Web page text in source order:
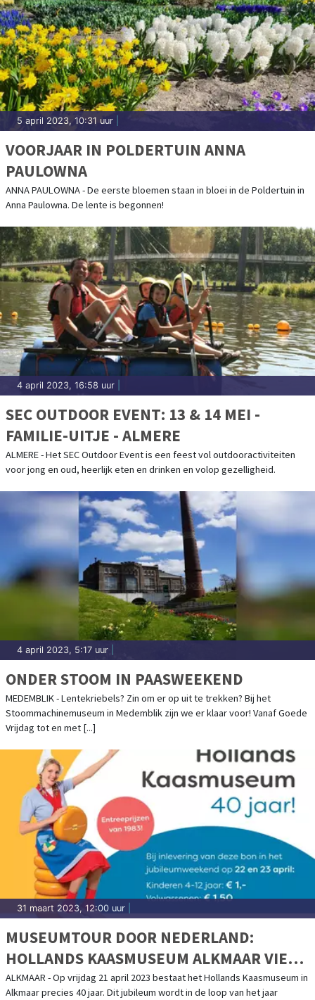
5 april 2023, 10:31 uur
VOORJAAR IN POLDERTUIN ANNA
PAULOWNA
ANNA PAULOWNA - De eerste bloemen staan in bloei in de Poldertuin in
Anna Paulowna. De lente is begonnen!
4 april 2023, 16:58 uur
SEC OUTDOOR EVENT: 13 & 14 MEI -
FAMILIE-UITJE - ALMERE
ALMERE - Het SEC Outdoor Event is een feest vol outdooractiviteiten
voor jong en oud, heerlijk eten en drinken en volop gezelligheid.
4 april 2023, 5:17 uur
ONDER STOOM IN PAASWEEKEND
MEDEMBLIK - Lentekriebels? Zin om er op uit te trekken? Bij het
Stoommachinemuseum in Medemblik zijn we er klaar voor! Vanaf Goede
Vrijdag tot en met [...]
31 maart 2023, 12:00 uur
MUSEUMTOUR DOOR NEDERLAND:
HOLLANDS KAASMUSEUM ALKMAAR VIERT
40-JARIG JUBILEUM
ALKMAAR - Op vrijdag 21 april 2023 bestaat het Hollands Kaasmuseum in
Alkmaar precies 40 jaar. Dit jubileum wordt in de loop van het jaar